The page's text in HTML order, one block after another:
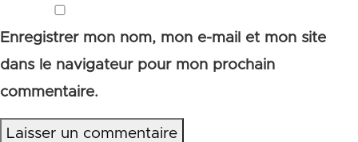
Enregistrer mon nom, mon e-mail et mon site
dans le navigateur pour mon prochain
commentaire.
Laisser un commentaire